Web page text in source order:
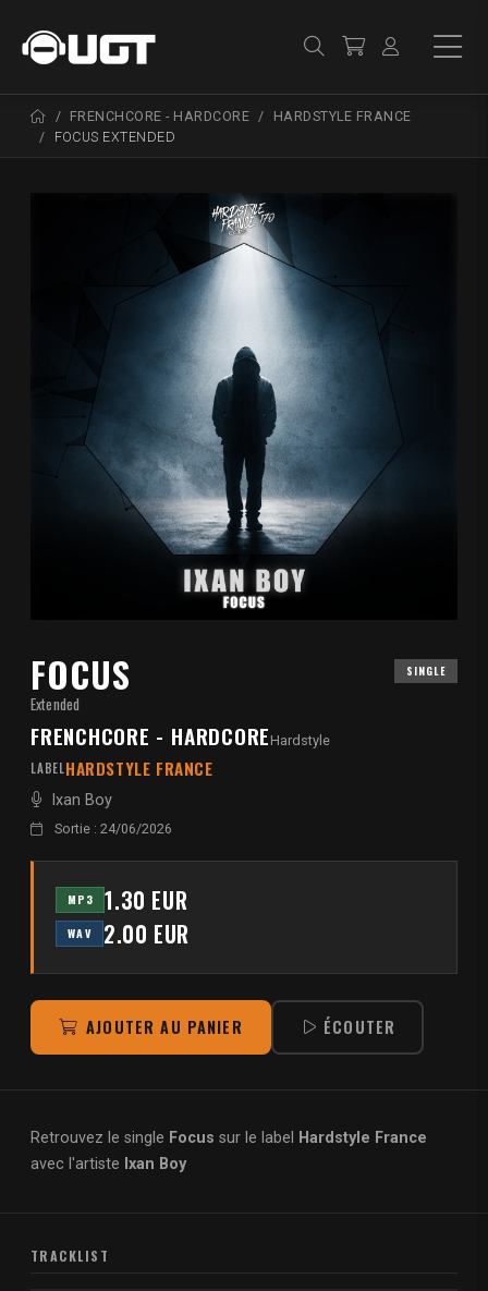
FRENCHCORE - HARDCORE
HARDSTYLE FRANCE
FOCUS EXTENDED
FOCUS
Extended
SINGLE
FRENCHCORE - HARDCORE Hardstyle
LABELHARDSTYLE FRANCE
Ixan Boy
Sortie : 24/06/2026
MP3 1.30 EUR
WAV 2.00 EUR
AJOUTER AU PANIER ÉCOUTER
Retrouvez le single Focus sur le label
Hardstyle France
avec l'artiste Ixan Boy
TRACKLIST